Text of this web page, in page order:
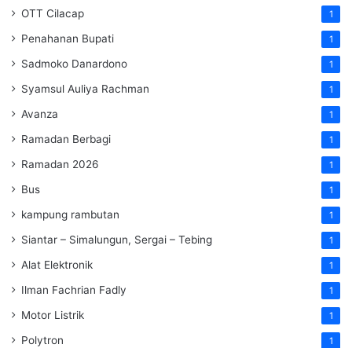
OTT Cilacap 1
Penahanan Bupati 1
Sadmoko Danardono 1
Syamsul Auliya Rachman 1
Avanza 1
Ramadan Berbagi 1
Ramadan 2026 1
Bus 1
kampung rambutan 1
Siantar – Simalungun, Sergai – Tebing 1
Alat Elektronik 1
Ilman Fachrian Fadly 1
Motor Listrik 1
Polytron 1